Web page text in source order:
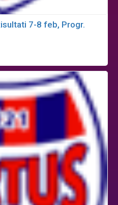
7-8 feb, Progr.